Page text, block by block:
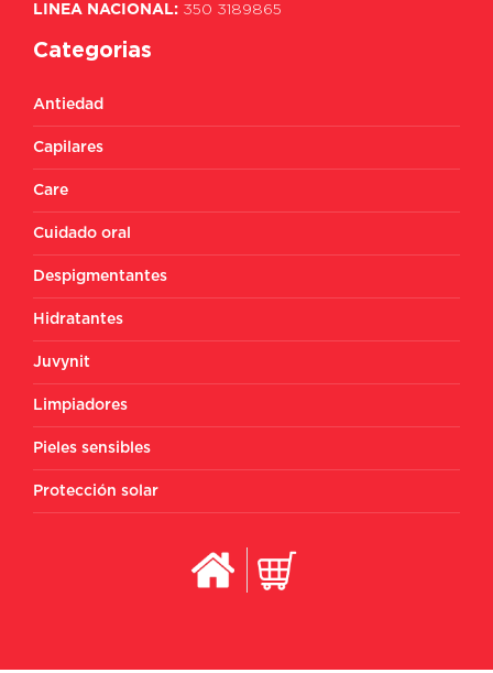
LINEA NACIONAL: 350 3189865
Categorias
Antiedad
Capilares
Care
Cuidado oral
Despigmentantes
Hidratantes
Juvynit
Limpiadores
Pieles sensibles
Protección solar